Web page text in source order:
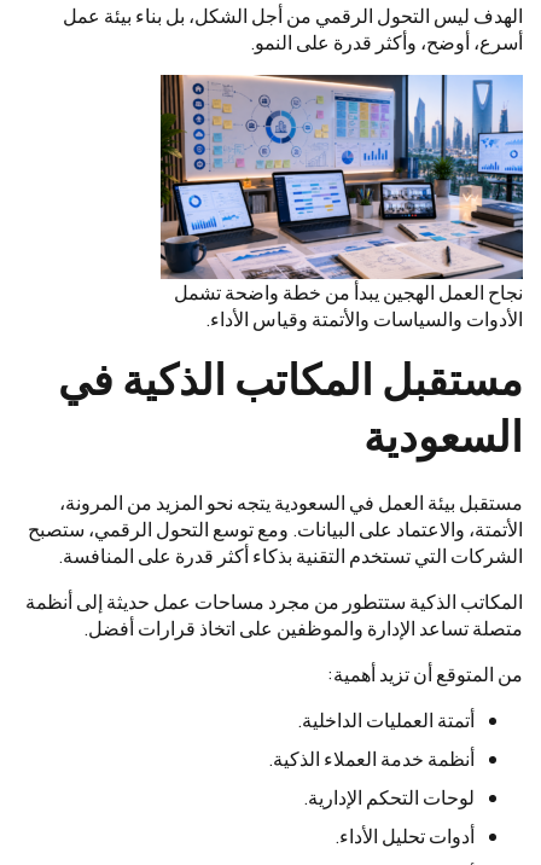
الهدف ليس التحول الرقمي من أجل الشكل، بل بناء بيئة عمل
أسرع، أوضح، وأكثر قدرة على النمو.
نجاح العمل الهجين يبدأ من خطة واضحة تشمل
الأدوات والسياسات والأتمتة وقياس الأداء.
مستقبل المكاتب الذكية في
السعودية
مستقبل بيئة العمل في السعودية يتجه نحو المزيد من المرونة،
الأتمتة، والاعتماد على البيانات. ومع توسع التحول الرقمي، ستصبح
الشركات التي تستخدم التقنية بذكاء أكثر قدرة على المنافسة.
المكاتب الذكية ستتطور من مجرد مساحات عمل حديثة إلى أنظمة
متصلة تساعد الإدارة والموظفين على اتخاذ قرارات أفضل.
من المتوقع أن تزيد أهمية:
أتمتة العمليات الداخلية.
أنظمة خدمة العملاء الذكية.
لوحات التحكم الإدارية.
أدوات تحليل الأداء.